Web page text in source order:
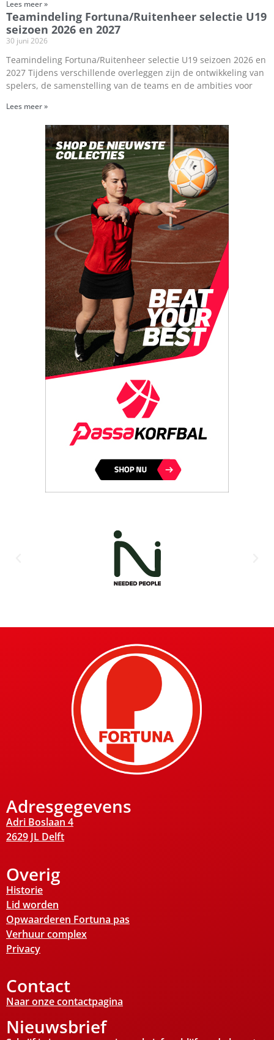
Lees meer »
Teamindeling Fortuna/Ruitenheer selectie U19
seizoen 2026 en 2027
30 juni 2026
Teamindeling Fortuna/Ruitenheer selectie U19 seizoen 2026 en
2027 Tijdens verschillende overleggen zijn de ontwikkeling van
spelers, de samenstelling van de teams en de ambities voor
Lees meer »
Adresgegevens
Adri Boslaan 4
2629 JL Delft
Overig
Historie
Lid worden
Opwaarderen Fortuna pas
Verhuur complex
Privacy
Contact
Naar onze contactpagina
Nieuwsbrief